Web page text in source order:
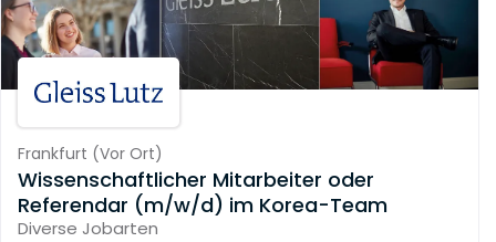
Frankfurt (Vor Ort)
Wissenschaftlicher Mitarbeiter oder
Referendar (m/w/d) im Korea-Team
Diverse Jobarten